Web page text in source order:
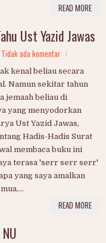
READ MORE
Ust Yazid Jawas
Tidak ada komentar
kenal beliau secara
Namun sekitar tahun
jemaah beliau di
yang menyodorkan
Ust Yazid Jawas,
Hadis-Hadis Surat
membaca buku ini
terasa 'serr serr serr'
yang saya amalkan
READ MORE